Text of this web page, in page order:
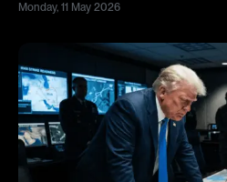
Monday, 11 May 2026